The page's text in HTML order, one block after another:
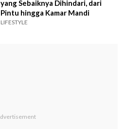
yang Sebaiknya Dihindari, dari
Pintu hingga Kamar Mandi
LIFESTYLE